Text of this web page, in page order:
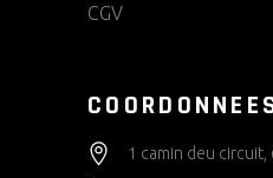
CGV
1 camin deu circuit,